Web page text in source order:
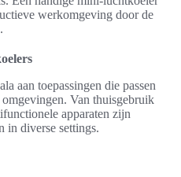
werkomgeving door de
aan toepassingen die passen
Van thuisgebruik
apparaten zijn
in diverse settings.